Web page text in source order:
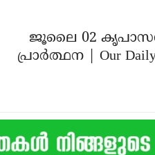
ജൂലൈ 02
പ്രാർത്ഥന | Our Daily